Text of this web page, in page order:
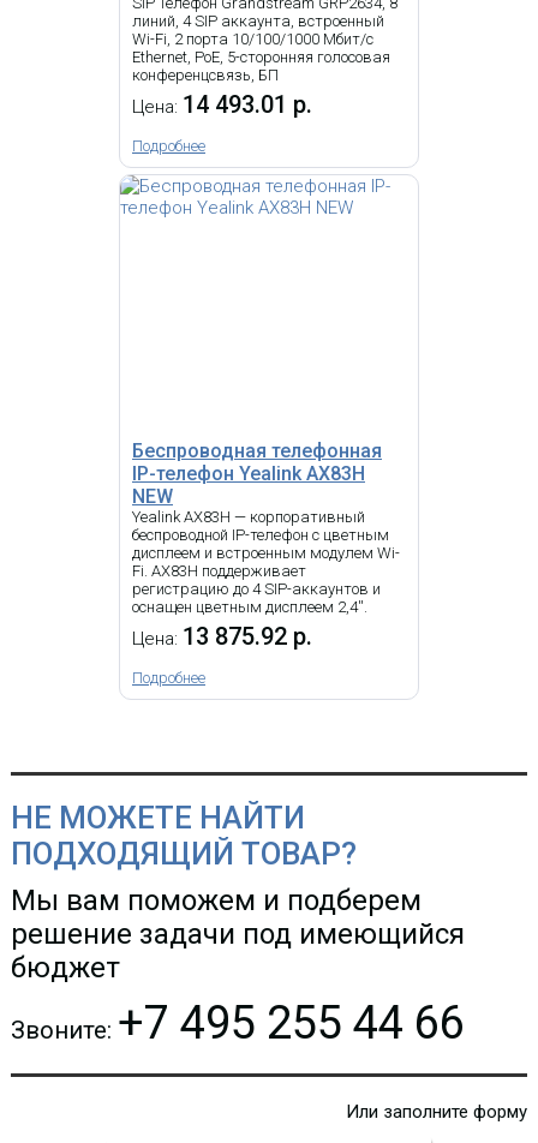
NEW -
КУПИТЬ
NEW -
IP-телефон Snom D862
Цена: 19 449.93 р.
20
596.15 р.
КУПИТЬ
IP-телефон Snom D862, 5-
дюймовый цветной TFT-дисплей с
разрешением 1280 x 720 пикселей,
8 программируемых
функциональных клавиш,
Высокоскоростное подключение по
USB 2.0
линий, 4 SIP аккаунта, встроенный
Wi-Fi, 2 порта 10/100/1000 Мбит/с
Ethernet, PoE, 5-сторонняя голосовая
конференцсвязь, БП
Цена: 14 493.01 р.
Подробнее
Беспроводная телефонная
IP-телефон Yealink AX83H
NEW
Yealink AX83H — корпоративный
беспроводной IP-телефон с цветным
дисплеем и встроенным модулем Wi-
Fi. AX83H поддерживает
регистрацию до 4 SIP-аккаунтов и
оснащен цветным дисплеем 2,4''.
Цена: 13 875.92 р.
Подробнее
НЕ МОЖЕТЕ НАЙТИ
ПОДХОДЯЩИЙ ТОВАР?
Мы вам поможем и подберем
решение задачи под имеющийся
бюджет
Звоните: +7 495 255 44 66
Или заполните форму